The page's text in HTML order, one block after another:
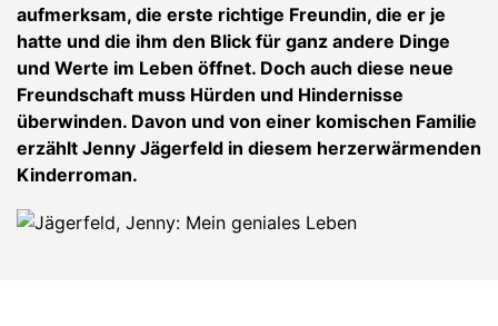
aufmerksam, die erste richtige Freundin, die er je
hatte und die ihm den Blick für ganz andere Dinge
und Werte im Leben öffnet. Doch auch diese neue
Freundschaft muss Hürden und Hindernisse
überwinden. Davon und von einer komischen Familie
erzählt Jenny Jägerfeld in diesem herzerwärmenden
Kinderroman.